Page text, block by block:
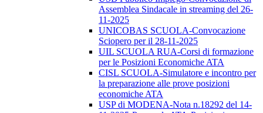
Assemblea Sindacale in streaming del 26-
11-2025
UNICOBAS SCUOLA-Convocazione
Sciopero per il 28-11-2025
UIL SCUOLA RUA-Corsi di formazione
per le Posizioni Economiche ATA
CISL SCUOLA-Simulatore e incontro per
la preparazione alle prove posizioni
economiche ATA
USP di MODENA-Nota n.18292 del 14-